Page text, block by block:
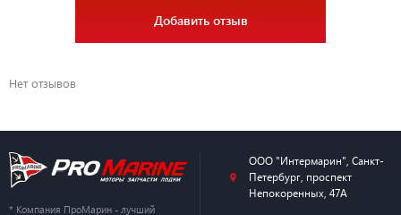
Добавить отзыв
Нет отзывов
* Компания ПроМарин - лучший
ООО "Интермарин" Санкт-
Петербург, проспект
Непокоренных, 47А